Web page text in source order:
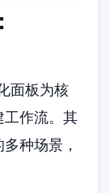
面板为核
工作流。其
种场景，